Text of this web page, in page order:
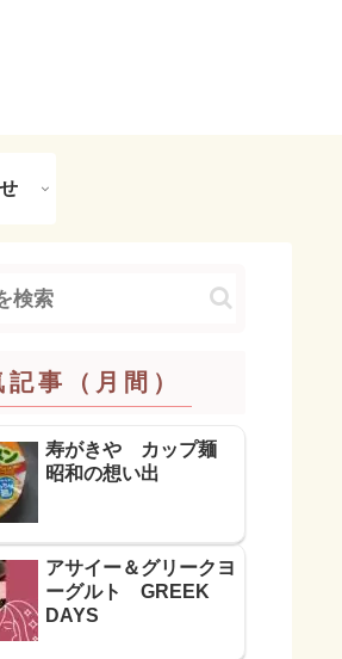
記事（月間）
寿がきや カップ麺
昭和の想い出
アサイー＆グリークヨ
ーグルト GREEK
DAYS